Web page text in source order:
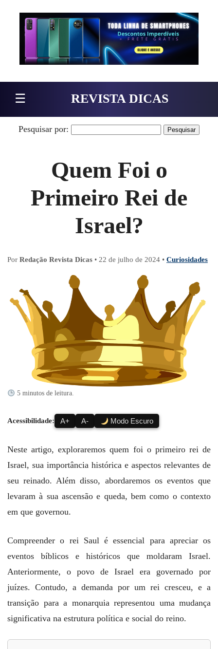
Pular para o conteúdo
☰ REVISTA DICAS
Pesquisar por:
Quem Foi o
Primeiro Rei de
Israel?
Por Redação Revista Dicas • 22 de julho de 2024 • Curiosidades
5 minutos de leitura.
Acessibilidade: A+ A- Modo Escuro
Neste artigo, exploraremos quem foi o primeiro rei de
Israel, sua importância histórica e aspectos relevantes de
seu reinado. Além disso, abordaremos os eventos que
levaram à sua ascensão e queda, bem como o contexto
em que governou.
Compreender o rei Saul é essencial para apreciar os
eventos bíblicos e históricos que moldaram Israel.
Anteriormente, o povo de Israel era governado por
juízes. Contudo, a demanda por um rei cresceu, e a
transição para a monarquia representou uma mudança
significativa na estrutura política e social do reino.